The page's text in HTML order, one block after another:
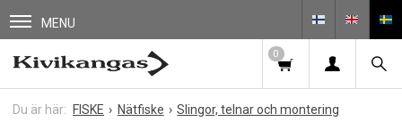
MENU
0
FISKE Nätfiske
Slingor, telnar och montering